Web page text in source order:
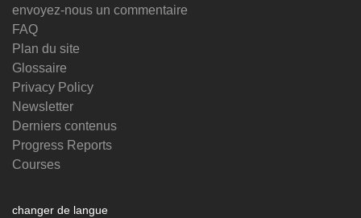
envoyez-nous un commentaire
FAQ
Plan du site
Glossaire
Privacy Policy
Newsletter
Derniers contenus
Progress Reports
Courses
changer de langue